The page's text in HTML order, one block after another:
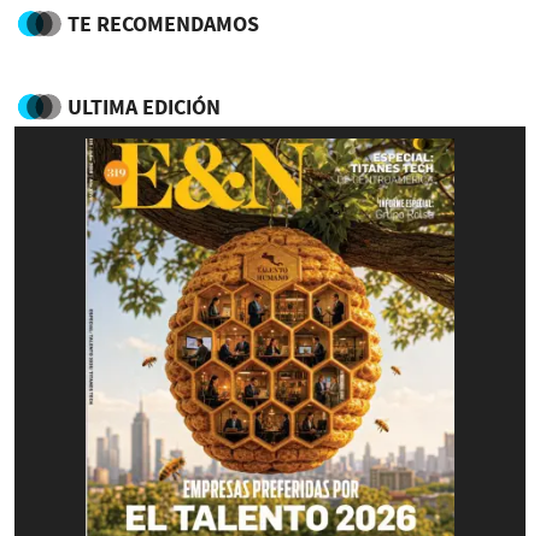
TE RECOMENDAMOS
ULTIMA EDICIÓN